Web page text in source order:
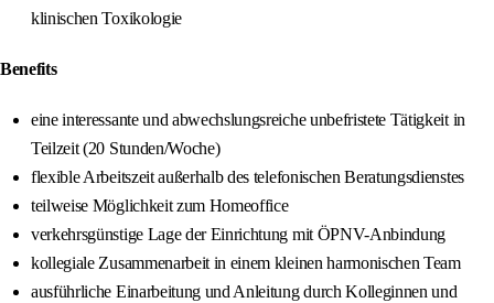
klinischen Toxikologie
Benefits
eine interessante und abwechslungsreiche unbefristete Tätigkeit in
Teilzeit (20 Stunden/Woche)
flexible Arbeitszeit außerhalb des telefonischen Beratungsdienstes
teilweise Möglichkeit zum Homeoffice
verkehrsgünstige Lage der Einrichtung mit ÖPNV-Anbindung
kollegiale Zusammenarbeit in einem kleinen harmonischen Team
ausführliche Einarbeitung und Anleitung durch Kolleginnen und